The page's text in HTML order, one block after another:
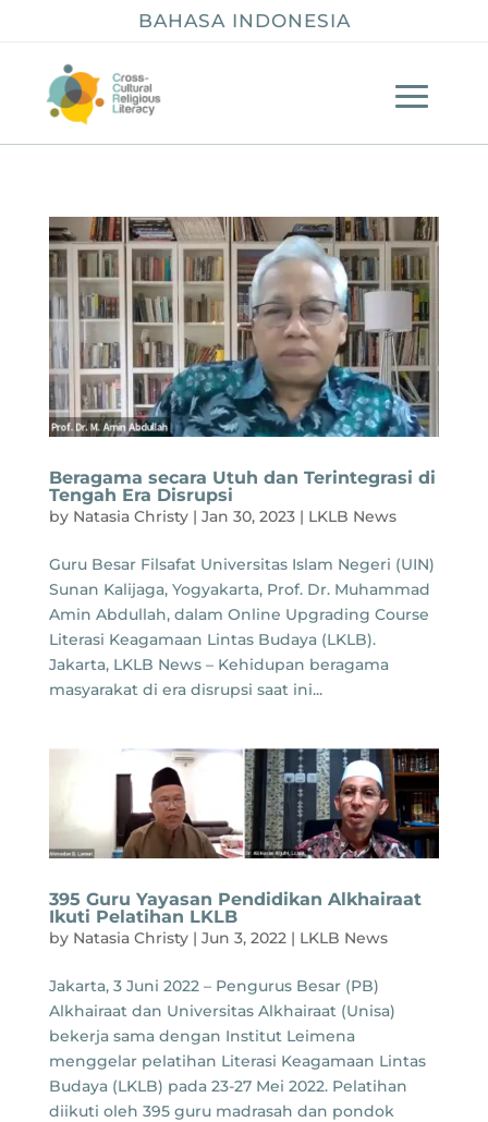
BAHASA INDONESIA
Beragama secara Utuh dan Terintegrasi di
Tengah Era Disrupsi
by Natasia Christy| Jan 30, 2023| LKLB News
Guru Besar Filsafat Universitas Islam Negeri (UIN)
Sunan Kalijaga, Yogyakarta, Prof. Dr. Muhammad
Amin Abdullah, dalam Online Upgrading Course
Literasi Keagamaan Lintas Budaya (LKLB).
Jakarta, LKLB News – Kehidupan beragama
masyarakat di era disrupsi saat ini...
395 Guru Yayasan Pendidikan Alkhairaat
Ikuti Pelatihan LKLB
by Natasia Christy| Jun 3, 2022 | LKLB News
Jakarta, 3 Juni 2022 – Pengurus Besar (PB)
Alkhairaat dan Universitas Alkhairaat (Unisa)
bekerja sama dengan Institut Leimena
menggelar pelatihan Literasi Keagamaan Lintas
Budaya (LKLB) pada 23-27 Mei 2022. Pelatihan
diikuti oleh 395 guru madrasah dan pondok